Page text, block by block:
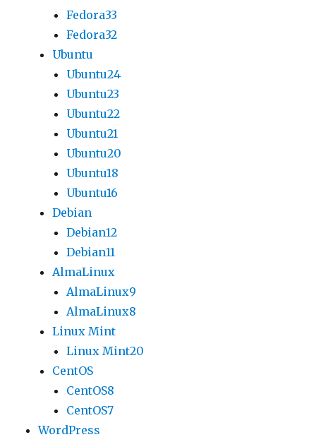
Fedora33
Fedora32
Ubuntu
Ubuntu24
Ubuntu23
Ubuntu22
Ubuntu21
Ubuntu20
Ubuntu18
Ubuntu16
Debian
Debian12
Debian11
AlmaLinux
AlmaLinux9
AlmaLinux8
Linux Mint
Linux Mint20
CentOS
CentOS8
CentOS7
WordPress